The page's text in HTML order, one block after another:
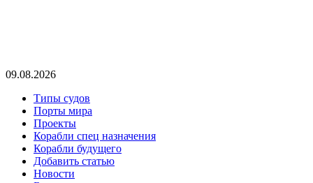
09.08.2026
Типы судов
Порты мира
Проекты
Корабли спец назначения
Корабли будущего
Добавить статью
Новости